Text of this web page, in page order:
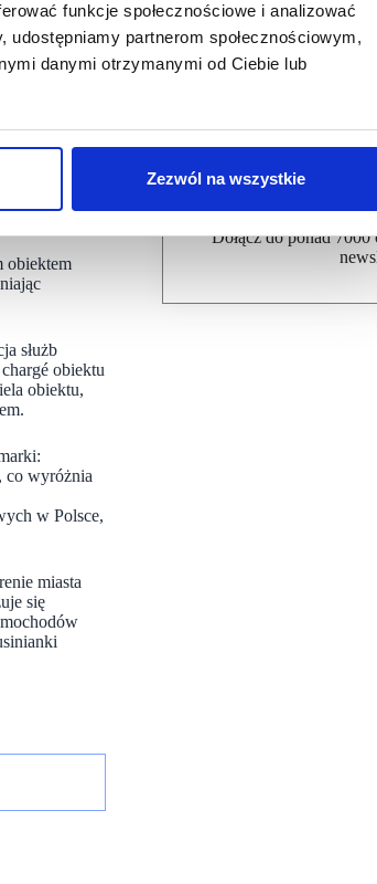
funkcje społecznościowe i analizować
partnerom społecznościowym,
danymi otrzymanymi od Ciebie lub
Zezwól na wszystkie
jako
Wawrzon,
ofertą
parkingiem
Natura,
obiektem
służb
obiektu
obiektu,
co wyróżnia
w Polsce,
miasta
się
Dołącz do ponad